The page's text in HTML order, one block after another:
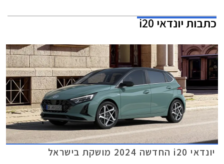
כתבותיונדאי i20
יונדאי i20 החדשה 2024 מושקת בישראל